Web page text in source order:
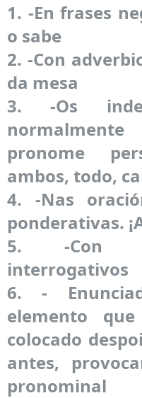
1. -En frases
o sabe
2. -Con
da mesa
3. -Os
pronome
ambos, todo,
4. -Nas
ponderativas.
5. -Con
interrogativos
6. -
elemento
colocado
antes,
pronominal